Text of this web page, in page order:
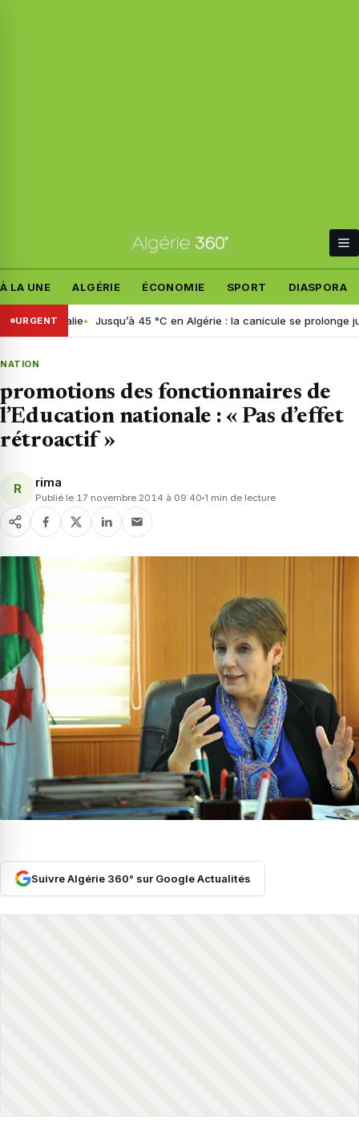
À LA UNE ALGÉRIE ÉCONOMIE SPORT DIASPORA
URGENT
en Italie Jusqu’à 45 °C en Algérie : la canicule se prolonge
NATION
promotions des fonctionnaires de
l’Education nationale : « Pas d’effet
rétroactif »
R rima
Publié le 17 novembre 2014 à 09:40 1 min de lecture
Suivre Algérie 360° sur Google Actualités